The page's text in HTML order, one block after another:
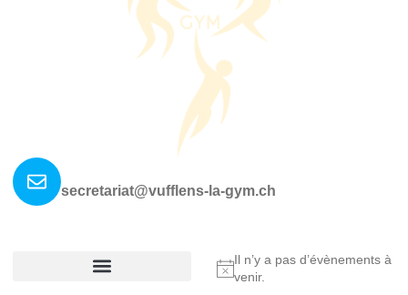
secretariat@vufflens-la-gym.ch
Notice
Il n’y a pas d’évènements à
venir.